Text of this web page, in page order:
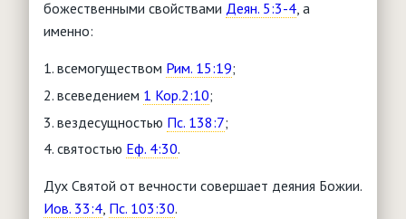
божественными свойствами Деян. 5:3-4, а
именно:
всемогуществом Рим. 15:19;
всеведением 1 Кор.2:10;
вездесущностью Пс. 138:7;
святостью Еф. 4:30.
Дух Святой от вечности совершает деяния Божии.
Иов. 33:4, Пс. 103:30.